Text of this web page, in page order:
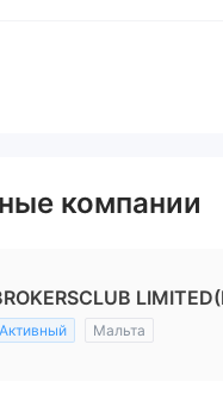
компании
Активный Мальта